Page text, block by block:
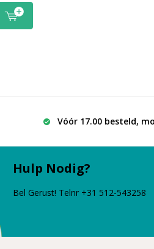
Vóór 17.00 besteld,
Hulp Nodig?
Bel Gerust! Telnr +31 512-543258